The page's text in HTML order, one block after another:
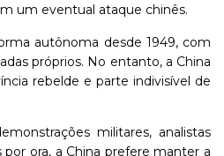
um eventual ataque chinês.
autônoma desde 1949, com
próprios. No entanto, a China
rebelde e parte indivisível de
militares, analistas
ora, a China prefere manter a